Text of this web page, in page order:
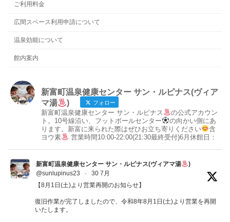
ご利用料金
広間スペース利用申請について
温泉効能について
館内案内
新富町温泉健康センター サン・ルピナス(ヴィア
マ湯
) フォロー
新富町温泉健康センター サン・ルピナス
の公式アカウン
ト。10号線沿い、フットボールセンター
の向かい側にあ
ります。新富に来られた際はぜひお立ち寄りください
含
ヨウ素
営業時間10:00-22:00(21:30最終受付)6月休館日：
新富町温泉健康センター サン・ルピナス(ヴィアマ湯
)
@sunlupinus23
·
30 7月
【8月1日(土)より営業再開のお知らせ】
復旧作業が完了しましたので、令和8年8月1日(土)より営業を再開
いたします。